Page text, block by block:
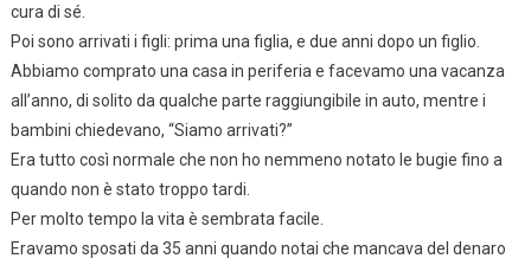
cura di sé.
Poi sono arrivati i figli: prima una figlia, e due anni dopo un figlio.
Abbiamo comprato una casa in periferia e facevamo una vacanza
all’anno, di solito da qualche parte raggiungibile in auto, mentre i
bambini chiedevano, “Siamo arrivati?”
Era tutto così normale che non ho nemmeno notato le bugie fino a
quando non è stato troppo tardi.
Per molto tempo la vita è sembrata facile.
Eravamo sposati da 35 anni quando notai che mancava del denaro